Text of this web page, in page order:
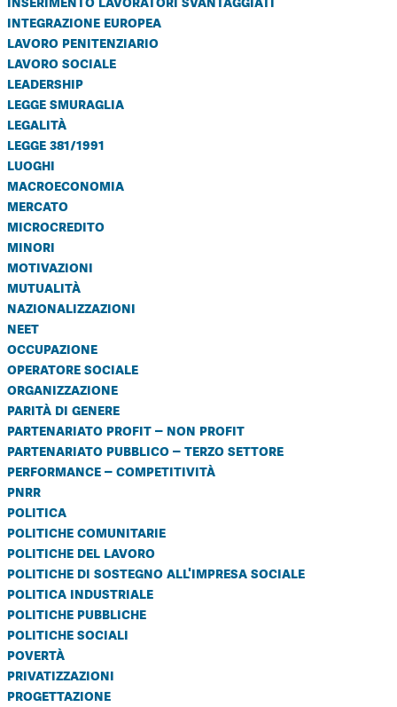
integrazione europea
lavoro penitenziario
lavoro sociale
leadership
legge smuraglia
legalità
legge 381/1991
luoghi
macroeconomia
mercato
microcredito
minori
motivazioni
mutualità
nazionalizzazioni
neet
occupazione
operatore sociale
organizzazione
parità di genere
partenariato profit – non profit
partenariato pubblico – terzo settore
performance – competitività
pnrr
politica
politiche comunitarie
politiche del lavoro
politiche di sostegno all'impresa sociale
politica industriale
politiche pubbliche
politiche sociali
povertà
privatizzazioni
progettazione